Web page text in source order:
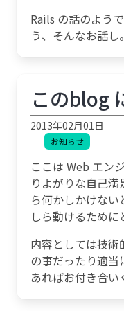
Rails の話のよう
う、そんなお話し。
このblog
2013年02月01日
お知らせ
ここは Web エン
りよがりな自己
ら何かしかけな
しら動けるために
内容としては技術
の事だったり適当
あればお付き合い